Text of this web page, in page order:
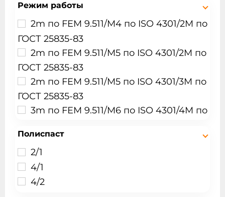
4.5 кВт
5 кВт
6/0,9 кВт
7,5 кВт
7.5 кВт
8кВт
9,5/1,5 кВт
Режим работы
2m по FEM 9.511/M4 по ISO 4301/2M по
ГОСТ 25835-83
2m по FEM 9.511/M5 по ISO 4301/2M по
ГОСТ 25835-83
2m по FEM 9.511/M5 по ISO 4301/3M по
ГОСТ 25835-83
3m по FEM 9.511/M6 по ISO 4301/4M по
М5 по ИСО 4301/1
Полиспаст
2/1
4/1
4/2